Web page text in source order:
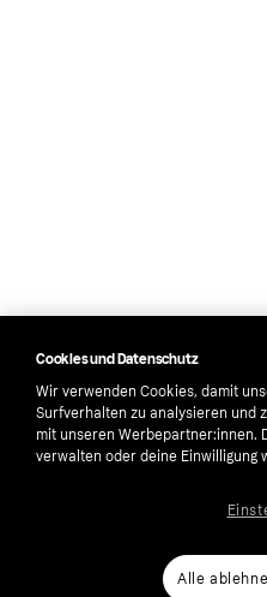
Cookies und Datenschutz
Wir verwenden Cookies, damit
Surfverhalten zu analysieren und
mit unseren Werbepartner:innen.
verwalten oder deine Einwilligung
Alle